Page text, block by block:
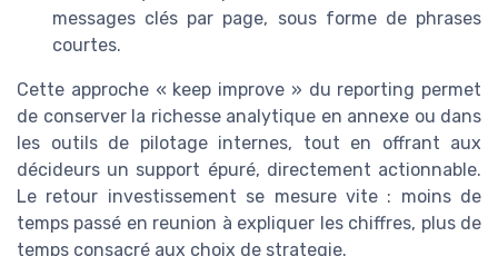
messages clés par page, sous forme de phrases
courtes.
Cette approche « keep improve » du reporting permet
de conserver la richesse analytique en annexe ou dans
les outils de pilotage internes, tout en offrant aux
décideurs un support épuré, directement actionnable.
Le retour investissement se mesure vite : moins de
temps passé en reunion à expliquer les chiffres, plus de
temps consacré aux choix de strategie.